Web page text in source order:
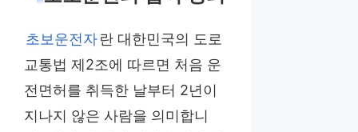
초보운전자란 대한민국의 도로
교통법 제2조에 따르면 처음 운
전면허를 취득한 날부터 2년이
지나지 않은 사람을 의미합니